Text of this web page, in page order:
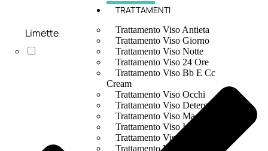
TRATTAMENTI
Trattamento Viso Antieta
Trattamento Viso Giorno
Trattamento Viso Notte
Trattamento Viso 24 Ore
Trattamento Viso Bb E Cc
Cream
Trattamento Viso Occhi
Trattamento Viso Detergenza
Trattamento Viso Maschere
Trattamento Viso Idratante
Trattamento Viso Labbra
Trattamento Viso Sieri
Limette